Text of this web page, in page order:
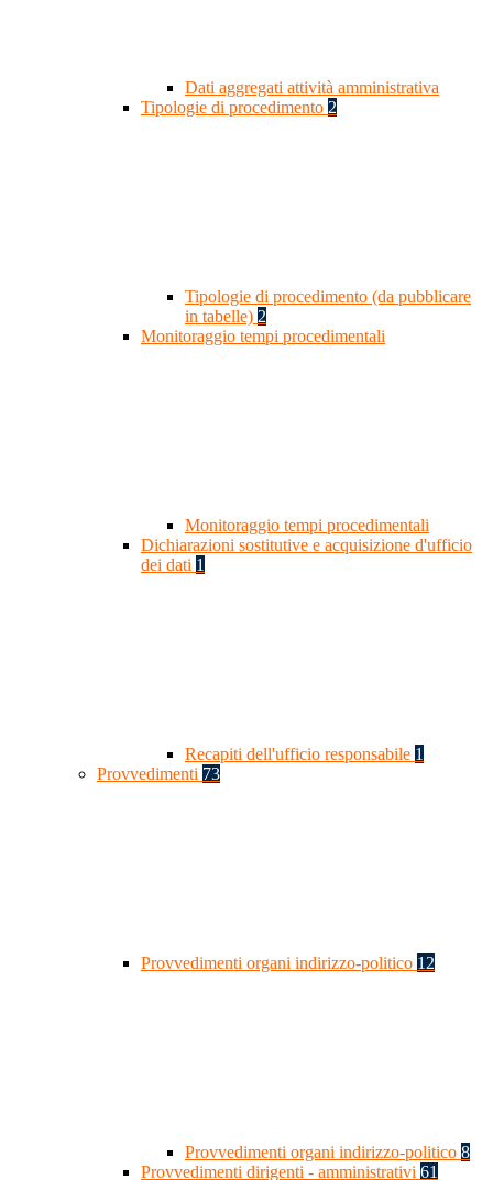
Dati aggregati attività amministrativa
Tipologie di procedimento 2
Tipologie di procedimento (da pubblicare
in tabelle) 2
Monitoraggio tempi procedimentali
Monitoraggio tempi procedimentali
Dichiarazioni sostitutive e acquisizione d'ufficio
dei dati 1
Recapiti dell'ufficio responsabile 1
Provvedimenti 73
Provvedimenti organi indirizzo-politico 12
Provvedimenti organi indirizzo-politico 8
Provvedimenti dirigenti - amministrativi 61